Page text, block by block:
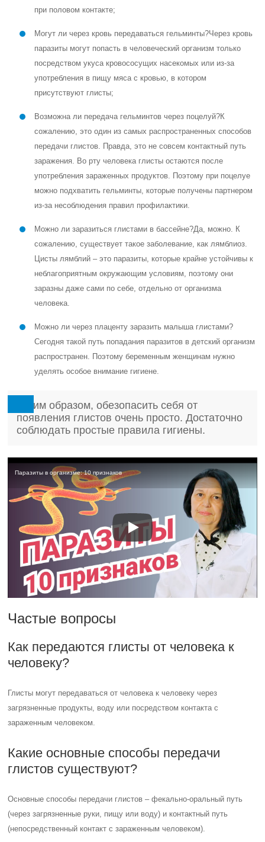
при половом контакте;
Могут ли через кровь передаваться гельминты?Через кровь
паразиты могут попасть в человеческий организм только
посредством укуса кровососущих насекомых или из-за
употребления в пищу мяса с кровью, в котором
присутствуют глисты;
Возможна ли передача гельминтов через поцелуй?К
сожалению, это один из самых распространенных способов
передачи глистов. Правда, это не совсем контактный путь
заражения. Во рту человека глисты остаются после
употребления зараженных продуктов. Поэтому при поцелуе
можно подхватить гельминты, которые получены партнером
из-за несоблюдения правил профилактики.
Можно ли заразиться глистами в бассейне?Да, можно. К
сожалению, существует такое заболевание, как лямблиоз.
Цисты лямблий – это паразиты, которые крайне устойчивы к
неблагоприятным окружающим условиям, поэтому они
заразны даже сами по себе, отдельно от организма
человека.
Можно ли через плаценту заразить малыша глистами?
Сегодня такой путь попадания паразитов в детский организм
распространен. Поэтому беременным женщинам нужно
уделять особое внимание гигиене.
Таким образом, обезопасить себя от
появления глистов очень просто. Достаточно
соблюдать простые правила гигиены.
Паразиты в организме: 10 признаков
Частые вопросы
Как передаются глисты от человека к
человеку?
Глисты могут передаваться от человека к человеку через
загрязненные продукты, воду или посредством контакта с
зараженным человеком.
Какие основные способы передачи
глистов существуют?
Основные способы передачи глистов – фекально-оральный путь
(через загрязненные руки, пищу или воду) и контактный путь
(непосредственный контакт с зараженным человеком).